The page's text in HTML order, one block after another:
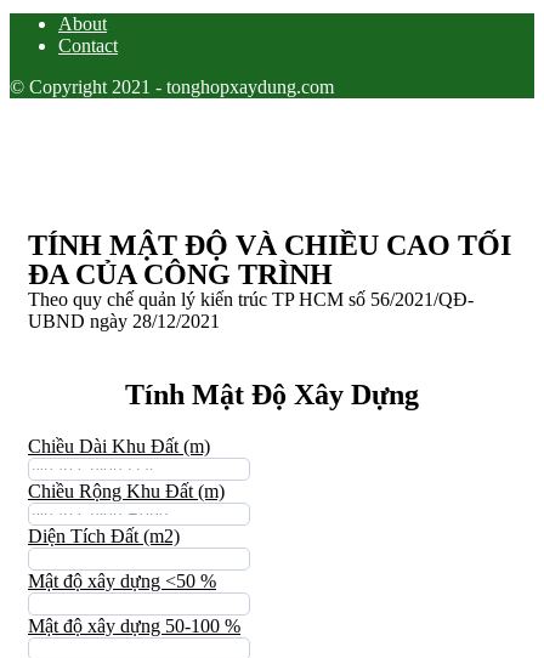
About
Contact
© Copyright 2021 - tonghopxaydung.com
TÍNH MẬT ĐỘ VÀ CHIỀU CAO TỐI
ĐA CỦA CÔNG TRÌNH
Theo quy chế quản lý kiến trúc TP HCM số 56/2021/QĐ-
UBND ngày 28/12/2021
Tính Mật Độ Xây Dựng
Chiều Dài Khu Đất (m)
Chiều Rộng Khu Đất (m)
Diện Tích Đất (m2)
Mật độ xây dựng <50 %
Mật độ xây dựng 50-100 %